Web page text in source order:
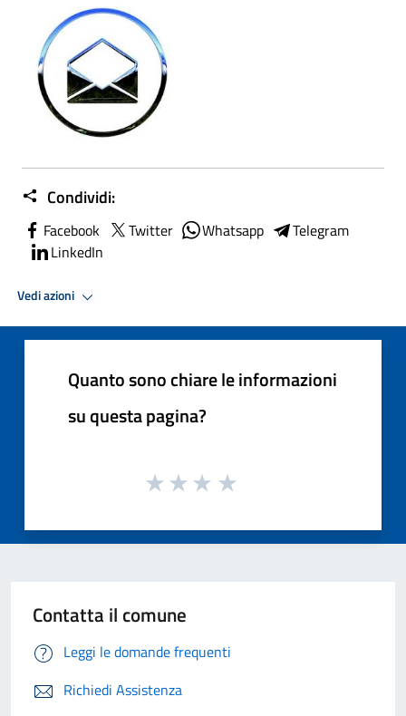
Condividi:
Facebook Twitter Whatsapp
Telegram
LinkedIn
Vedi azioni
Quanto sono chiare le informazioni
su questa pagina?
Contatta il comune
Leggi le domande frequenti
Richiedi Assistenza